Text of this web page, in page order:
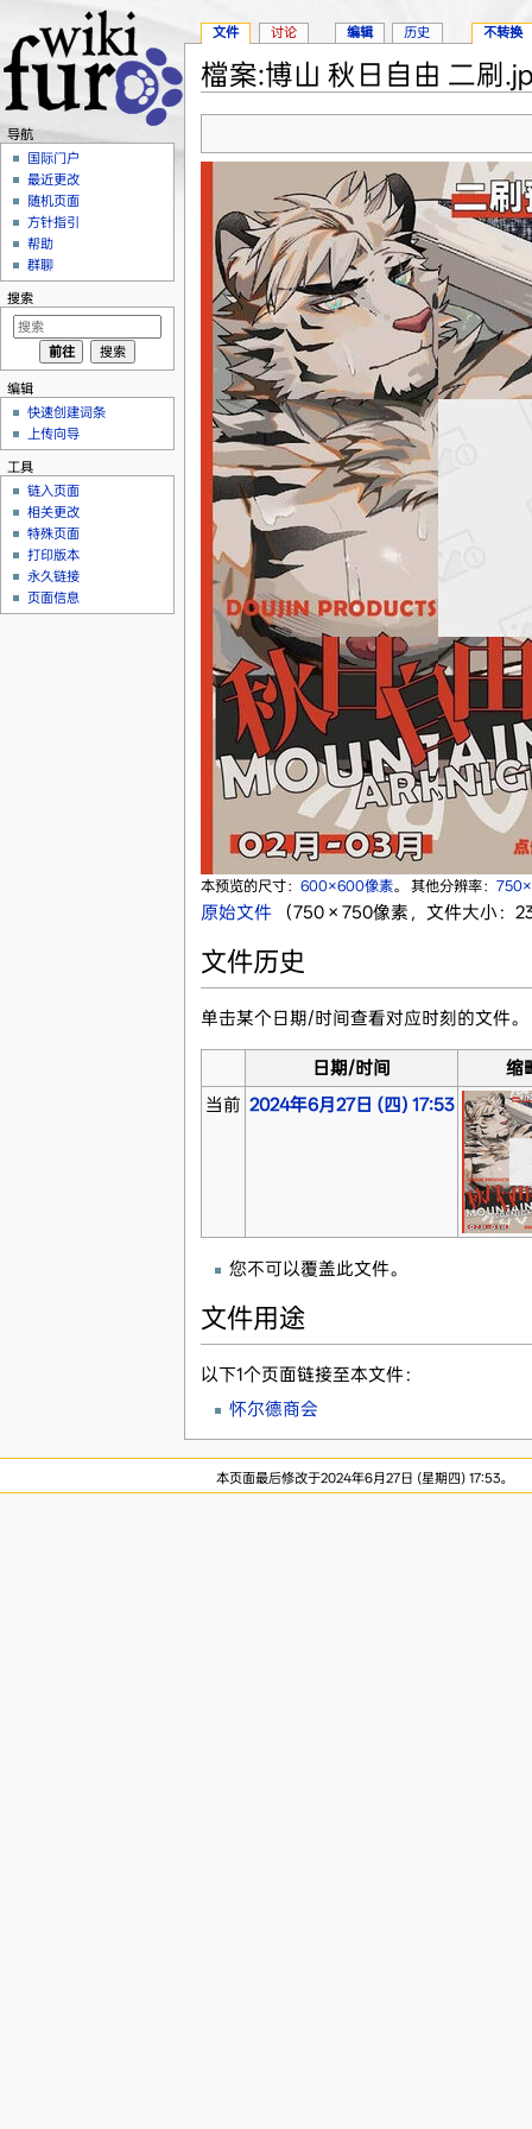
檔案:博山 秋日自由 二刷
本预览的尺寸： 600×600像素。 其他分辨率：
原始文件‎ （750 × 750像素，文件大小：
文件历史
单击某个日期/时间查看对应时刻的文件。
日期/时间
缩
当前 2024年6月27日 (四) 17:53
您不可以覆盖此文件。
文件用途
以下1个页面链接至本文件：
怀尔德商会
文件 讨论 编辑 历史 不转换
导航
国际门户
最近更改
随机页面
方针指引
帮助
群聊
搜索
编辑
快速创建词条
上传向导
工具
链入页面
相关更改
特殊页面
打印版本
永久链接
页面信息
本页面最后修改于2024年6月27日 (星期四) 17:53。